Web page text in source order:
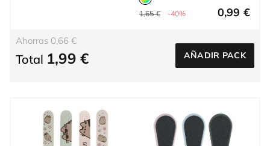
1,65 € -40% 0,99 €
Ahorras 0,66 €
Total 1,99 € AÑADIR PACK